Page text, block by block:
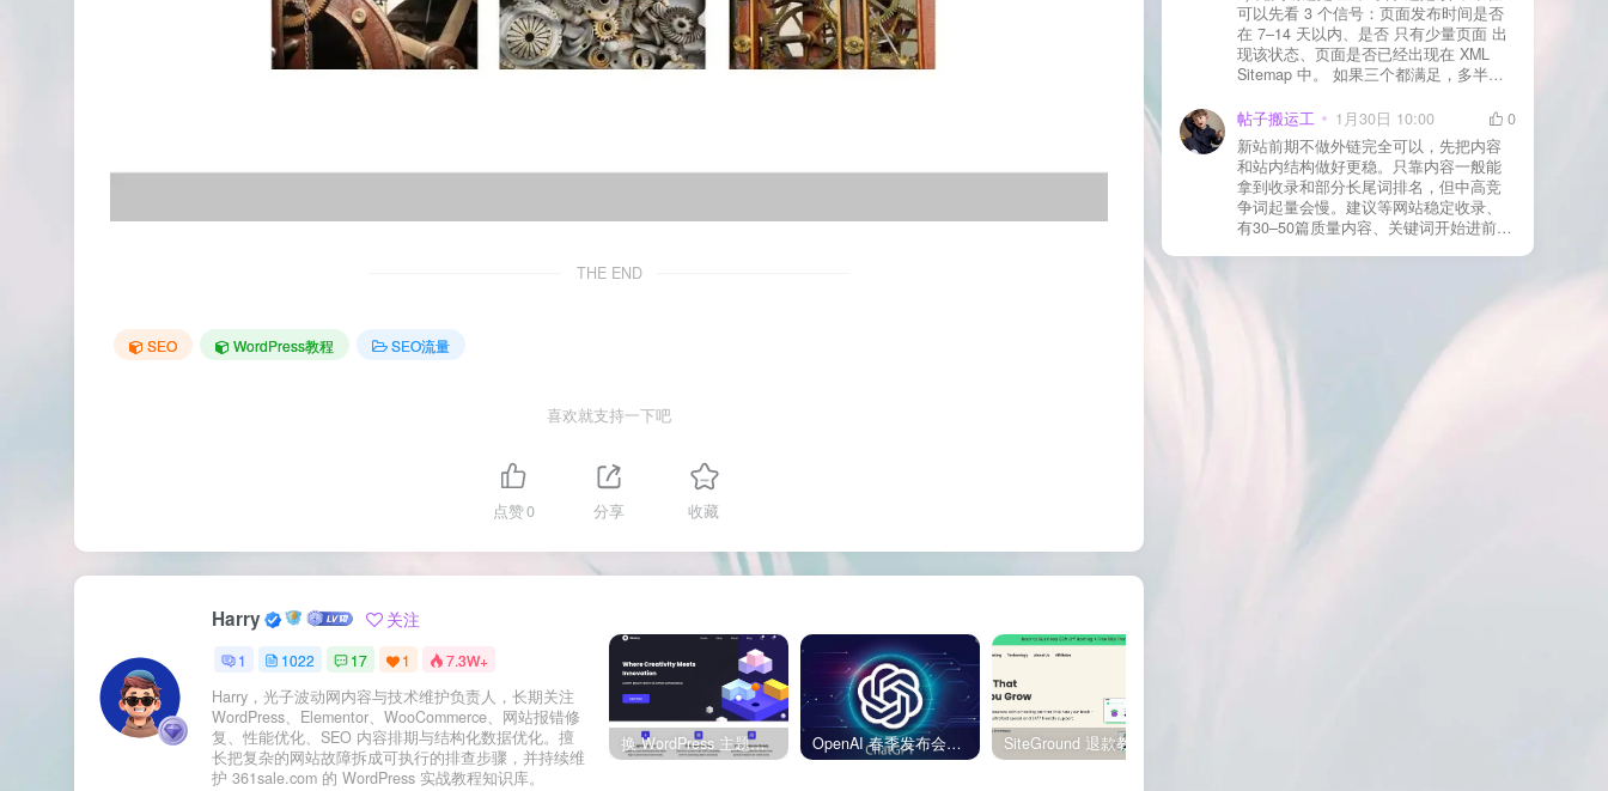
THE END
SEO WordPress教程 SEO流量
喜欢就支持一下吧
点赞0 分享 收藏
Harry 关注
1 1022 17 1 7.3W+
Harry，光子波动网内容与技术维护负责人，长期关注
WordPress、Elementor、WooCommerce、网站报错修
复、性能优化、SEO 内容排期与结构化数据优化。擅
长把复杂的网站故障拆成可执行的排查步骤，并持续维
护 361sale.com 的 WordPress 实战教程知识库。
换 WordPress 主题前先看这份清单：Kadence、Blocksy Pro 与 WoodMart 的实操配置教程 OpenAI 春季发布会：全新 GPT-4o 多模态模型发布，实时互动及免费用户升级全面开启
导致回调执行中断 解决方案： 放行 wp-
json、wc-api、支付网关回调 URL（按网
关文档配置） 关闭结账页的缓存与 JS
合并压缩测试一次 若使用 Cloudflare：
则
可以先看 3 个信号：页面发布时间是否
在 7–14 天以内、是否 只有少量页面 出
现该状态、页面是否已经出现在 XML
Sitemap 中。 如果三个都满足，多半属
手。 2) 什么情况下“等”是没用的？ 以下
情况基本不会靠时间自动解决：页面几
乎没有内链（孤立页）、内容与站内已
有页面高度相似、canonical 指向了别的
URL、同一主题短时间发布太多相似文
章。 这种情况下，Google 已经抓取，但
判断“当前不值得进入索引”。 3) 最有效
的人工干预方式（不折腾） 优先做这 3
3 段直接回答用户问题，避免铺垫太多，
确认 canonical 为自指，避免被判定为重
复页，做完再去 GSC 请求重新编入索引
即可。 4) 什么“干预动作”反而容易适得
其反？ 不太推荐：频繁删除重发、连续
多次点“请求编入索引”、为了收录强行堆
关键词、随意改 URL 或标题 这些操作会
帖子搬运工 1月30日 10:00
0
新站前期不做外链完全可以，先把内容
和站内结构做好更稳。只靠内容一般能
拿到收录和部分长尾词排名，但中高竞
争词起量会慢。建议等网站稳定收录、
有30–50篇质量内容、关键词开始进前